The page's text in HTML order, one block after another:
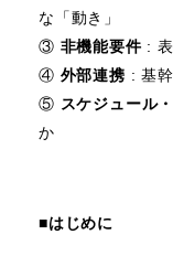
な「動き」
③ 非機能要件: 表
④ 外部連携 : 基
⑤ スケジュール
か
■はじめに